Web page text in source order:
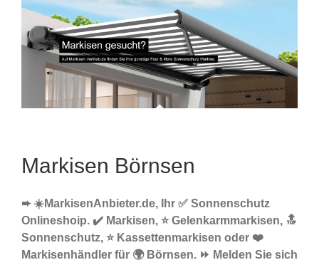
Markisen Börnsen
➨ ☀️MarkisenAnbieter.de, Ihr ✅ Sonnenschutz
Onlineshoip. ✔️ Markisen, ⭐ Gelenkarmmarkisen, 🔝
Sonnenschutz, ⭐ Kassettenmarkisen oder ❤️
Markisenhändler für 🌍 Börnsen. ⏩ Melden Sie sich